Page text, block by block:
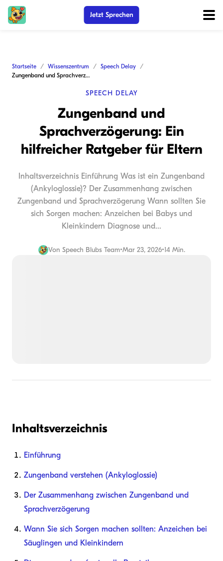
Jetzt Sprechen
Startseite Wissenszentrum
Speech Delay
Zungenband und Sprachverzögerung: Ein hilfreicher Ratgeber für Eltern
SPEECH DELAY
Zungenband und
Sprachverzögerung: Ein
hilfreicher Ratgeber für Eltern
Inhaltsverzeichnis Einführung Was ist ein Zungenband
(Ankyloglossie)? Der Zusammenhang zwischen
Zungenband und Sprachverzögerung Wann sollten Sie
sich Sorgen machen: Anzeichen bei Babys und
Kleinkindern Diagnose und...
Von Speech Blubs Team•Mar 23, 2026•14 Min.
Inhaltsverzeichnis
Einführung
Zungenband verstehen (Ankyloglossie)
Der Zusammenhang zwischen Zungenband und
Sprachverzögerung
Wann Sie sich Sorgen machen sollten: Anzeichen bei
Säuglingen und Kleinkindern